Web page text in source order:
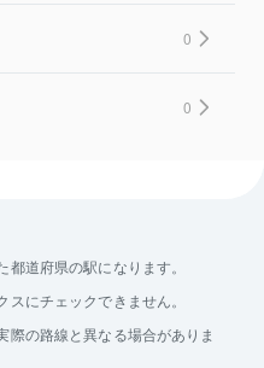
0
0
道府県の駅になります。
にチェックできません。
際の路線と異なる場合がありま